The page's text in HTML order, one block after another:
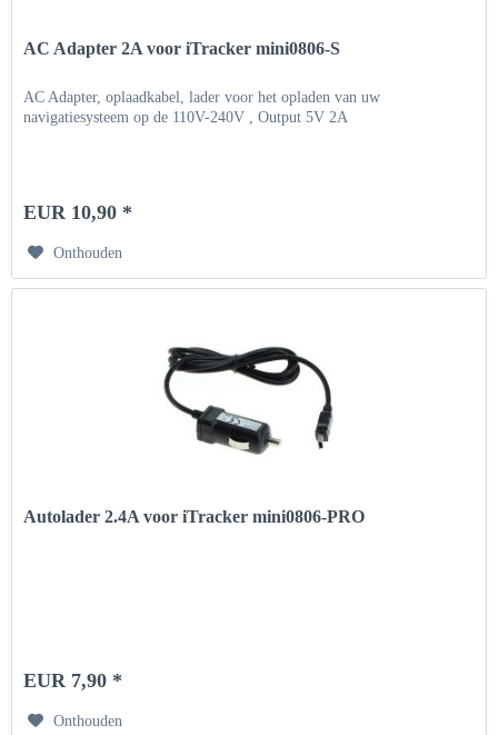
AC Adapter 2A voor iTracker mini0806-S
AC Adapter, oplaadkabel, lader voor het opladen van uw
navigatiesysteem op de 110V-240V , Output 5V 2A
EUR 10,90 *
Onthouden
Autolader 2.4A voor iTracker mini0806-PRO
EUR 7,90 *
Onthouden